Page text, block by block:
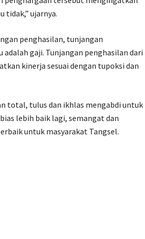
tidak,” ujarnya.
penghasilan, tunjangan
gaji. Tunjangan penghasilan dari
kinerja sesuai dengan tupoksi dan
total, tulus dan ikhlas mengabdi untuk
lebih baik lagi, semangat dan
untuk masyarakat Tangsel.